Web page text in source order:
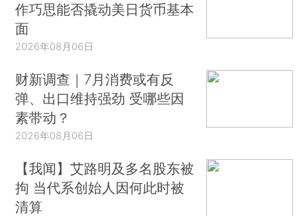
作巧思能否撬动美日货币基本
面
2026年08月06日
财新调查｜7月消费或有反
弹、出口维持强劲 受哪些因
素带动？
2026年08月06日
【我闻】艾路明及多名股东被
拘 当代系创始人因何此时被
清算